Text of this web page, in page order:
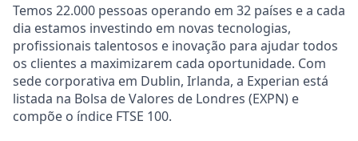
Temos 22.000 pessoas operando em 32 países e a cada
dia estamos investindo em novas tecnologias,
profissionais talentosos e inovação para ajudar todos
os clientes a maximizarem cada oportunidade. Com
sede corporativa em Dublin, Irlanda, a Experian está
listada na Bolsa de Valores de Londres (EXPN) e
compõe o índice FTSE 100.